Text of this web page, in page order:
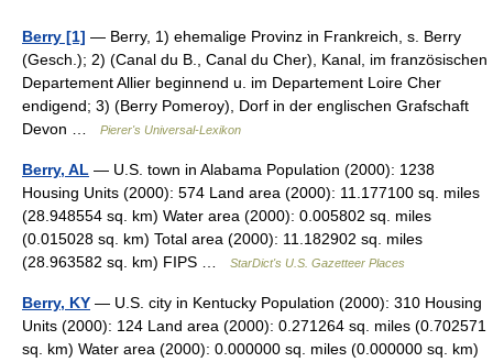
Berry [1] — Berry, 1) ehemalige Provinz in Frankreich, s. Berry
(Gesch.); 2) (Canal du B., Canal du Cher), Kanal, im französischen
Departement Allier beginnend u. im Departement Loire Cher
endigend; 3) (Berry Pomeroy), Dorf in der englischen Grafschaft
Devon …
Pierer's Universal-Lexikon
Berry, AL — U.S. town in Alabama Population (2000): 1238
Housing Units (2000): 574 Land area (2000): 11.177100 sq. miles
(28.948554 sq. km) Water area (2000): 0.005802 sq. miles
(0.015028 sq. km) Total area (2000): 11.182902 sq. miles
(28.963582 sq. km) FIPS …
StarDict's U.S. Gazetteer Places
Berry, KY — U.S. city in Kentucky Population (2000): 310 Housing
Units (2000): 124 Land area (2000): 0.271264 sq. miles (0.702571
sq. km) Water area (2000): 0.000000 sq. miles (0.000000 sq. km)